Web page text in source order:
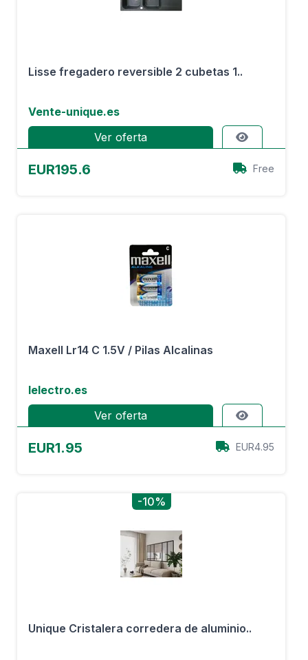
Lisse fregadero reversible 2 cubetas 1..
Vente-unique.es
Ver oferta
EUR195.6 Free
Maxell Lr14 C 1.5V / Pilas Alcalinas
Ielectro.es
Ver oferta
EUR1.95 EUR4.95
-10%
Unique Cristalera corredera de aluminio..